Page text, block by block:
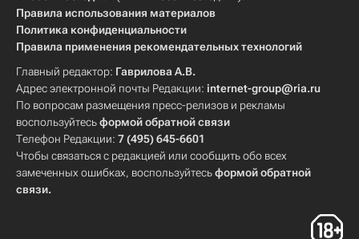
Правила использования материалов
Политика конфиденциальности
Правила применения рекомендательных технологий
Главный редактор: Гаврилова А.В.
Адрес электронной почты Редакции: internet-group@ria.ru
По вопросам размещения пресс-релизов и рекламы
воспользуйтесьформой обратной связи
Телефон Редакции: 7 (495) 645-6601
Чтобы связаться с редакцией или сообщить обо всех
замеченных ошибках, воспользуйтесьформой обратной
связи.